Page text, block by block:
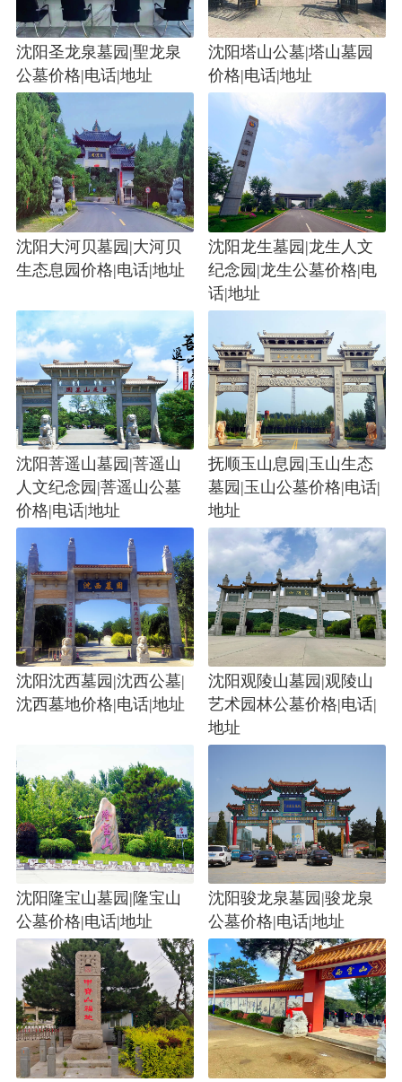
沈阳圣龙泉墓园|聖龙泉
公墓价格|电话|地址
沈阳塔山公墓|塔山墓园
价格|电话|地址
沈阳大河贝墓园|大河贝
生态息园价格|电话|地址
沈阳龙生墓园|龙生人文
纪念园|龙生公墓价格|电
话|地址
沈阳菩遥山墓园|菩遥山
人文纪念园|菩遥山公墓
价格|电话|地址
抚顺玉山息园|玉山生态
墓园|玉山公墓价格|电话|
地址
沈阳沈西墓园|沈西公墓|
沈西墓地价格|电话|地址
沈阳观陵山墓园|观陵山
艺术园林公墓价格|电话|
地址
沈阳隆宝山墓园|隆宝山
公墓价格|电话|地址
沈阳骏龙泉墓园|骏龙泉
公墓价格|电话|地址